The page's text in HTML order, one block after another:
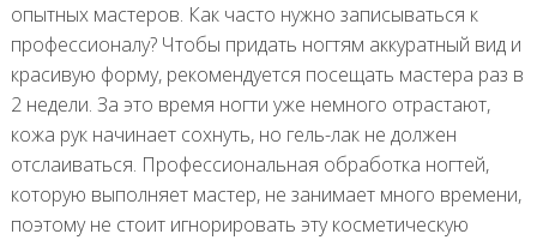
опытных мастеров. Как часто нужно записываться к
профессионалу? Чтобы придать ногтям аккуратный вид и
красивую форму, рекомендуется посещать мастера раз в
2 недели. За это время ногти уже немного отрастают,
кожа рук начинает сохнуть, но гель-лак не должен
отслаиваться. Профессиональная обработка ногтей,
которую выполняет мастер, не занимает много времени,
поэтому не стоит игнорировать эту косметическую